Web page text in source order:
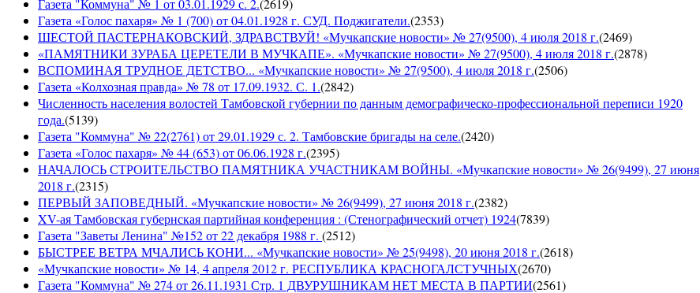
Газета "Коммуна" № 1 от 03.01.1929 с. 2.(2619)
Газета «Голос пахаря» № 1 (700) от 04.01.1928 г. СУД. Поджигатели.(2353)
ШЕСТОЙ ПАСТЕРНАКОВСКИЙ, ЗДРАВСТВУЙ! «Мучкапские новости» № 27(9500), 4 июля 2018 г.(2469)
«ПАМЯТНИКИ ЗУРАБА ЦЕРЕТЕЛИ В МУЧКАПЕ». «Мучкапские новости» № 27(9500), 4 июля 2018 г.(2878)
ВСПОМИНАЯ ТРУДНОЕ ДЕТСТВО... «Мучкапские новости» № 27(9500), 4 июля 2018 г.(2506)
Газета «Колхозная правда» № 78 от 17.09.1932. С. 1.(2842)
Численность населения волостей Тамбовской губернии по данным демографическо-профессиональной переписи 1920
года.(5139)
Газета "Коммуна" № 22(2761) от 29.01.1929 с. 2. Тамбовские бригады на селе.(2420)
Газета «Голос пахаря» № 44 (653) от 06.06.1928 г.(2395)
НАЧАЛОСЬ СТРОИТЕЛЬСТВО ПАМЯТНИКА УЧАСТНИКАМ ВОЙНЫ. «Мучкапские новости» № 26(9499), 27 июня
2018 г.(2315)
ПЕРВЫЙ ЗАПОВЕДНЫЙ. «Мучкапские новости» № 26(9499), 27 июня 2018 г.(2382)
XV-ая Тамбовская губернская партийная конференция : (Стенографический отчет) 1924(7839)
Газета "Заветы Ленина" №152 от 22 декабря 1988 г. (2512)
БЫСТРЕЕ ВЕТРА МЧАЛИСЬ КОНИ... «Мучкапские новости» № 25(9498), 20 июня 2018 г.(2618)
«Мучкапские новости» № 14, 4 апреля 2012 г. РЕСПУБЛИКА КРАСНОГАЛСТУЧНЫХ(2670)
Газета "Коммуна" № 274 от 26.11.1931 Стр. 1 ДВУРУШНИКАМ НЕТ МЕСТА В ПАРТИИ(2561)